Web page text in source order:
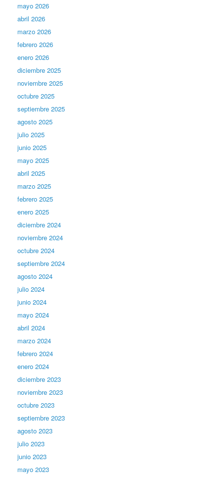
mayo 2026
abril 2026
marzo 2026
febrero 2026
enero 2026
diciembre 2025
noviembre 2025
octubre 2025
septiembre 2025
agosto 2025
julio 2025
junio 2025
mayo 2025
abril 2025
marzo 2025
febrero 2025
enero 2025
diciembre 2024
noviembre 2024
octubre 2024
septiembre 2024
agosto 2024
julio 2024
junio 2024
mayo 2024
abril 2024
marzo 2024
febrero 2024
enero 2024
diciembre 2023
noviembre 2023
octubre 2023
septiembre 2023
agosto 2023
julio 2023
junio 2023
mayo 2023